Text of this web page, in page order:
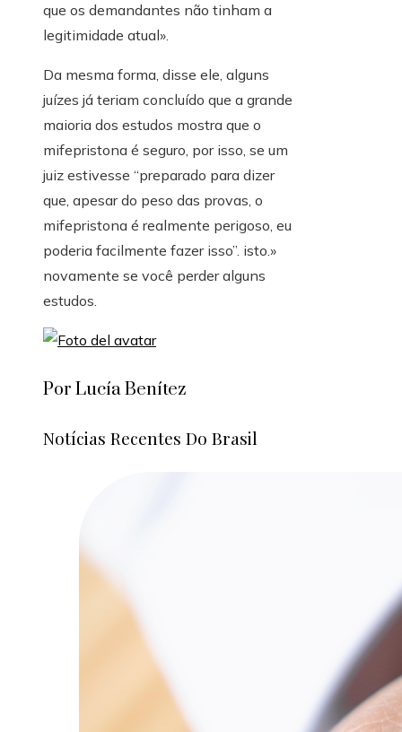
que os demandantes não tinham a
legitimidade atual».
Da mesma forma, disse ele, alguns
juízes já teriam concluído que a grande
maioria dos estudos mostra que o
mifepristona é seguro, por isso, se um
juiz estivesse “preparado para dizer
que, apesar do peso das provas, o
mifepristona é realmente perigoso, eu
poderia facilmente fazer isso”. isto.»
novamente se você perder alguns
estudos.
Por Lucía Benítez
Notícias Recentes Do Brasil